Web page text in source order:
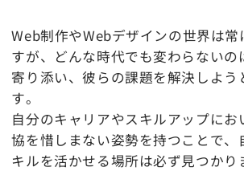
Web制作やWebデザインの世界は常
すが、どんな時代でも変わらないの
寄り添い、彼らの課題を解決しよう
す。
自分のキャリアやスキルアップにお
協を惜しまない姿勢を持つことで、
キルを活かせる場所は必ず見つかり